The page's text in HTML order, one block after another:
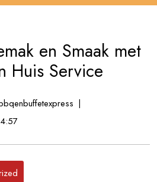
en Smaak met
Huis Service
Geniet
en
|